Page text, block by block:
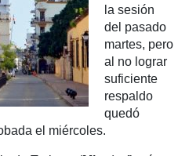
la sesión
del pasado
martes, pero
al no lograr
suficiente
respaldo
quedó
el miércoles.